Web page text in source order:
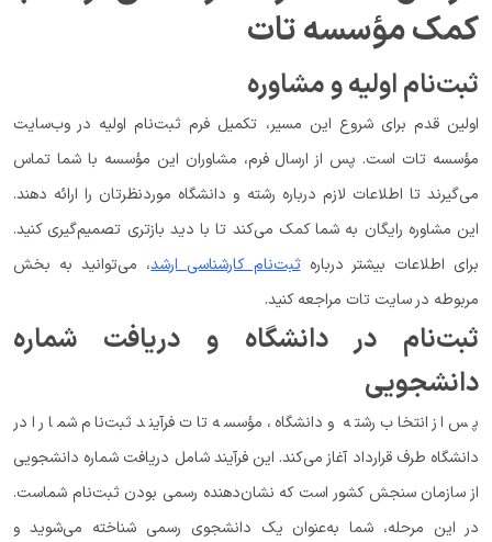
کمک مؤسسه تات
ثبت‌نام اولیه و مشاوره
اولین قدم برای شروع این مسیر، تکمیل فرم ثبت‌نام اولیه در وب‌سایت
مؤسسه تات است. پس از ارسال فرم، مشاوران این مؤسسه با شما تماس
می‌گیرند تا اطلاعات لازم درباره رشته و دانشگاه موردنظرتان را ارائه دهند.
این مشاوره رایگان به شما کمک می‌کند تا با دید بازتری تصمیم‌گیری کنید.
برای اطلاعات بیشتر دربارهثبت‌نام کارشناسی ارشد، می‌توانید به بخش
مربوطه در سایت تات مراجعه کنید.
ثبت‌نام در دانشگاه و دریافت شماره
دانشجویی
پس از انتخاب رشته و دانشگاه، مؤسسه تات فرآیند ثبت‌نام شما را در
دانشگاه طرف قرارداد آغاز می‌کند. این فرآیند شامل دریافت شماره دانشجویی
از سازمان سنجش کشور است که نشان‌دهنده رسمی بودن ثبت‌نام شماست.
در این مرحله، شما به‌عنوان یک دانشجوی رسمی شناخته می‌شوید و